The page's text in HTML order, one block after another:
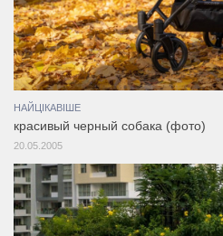
НАЙЦІКАВІШЕ
красивый черный собака (фото)
20.05.2005